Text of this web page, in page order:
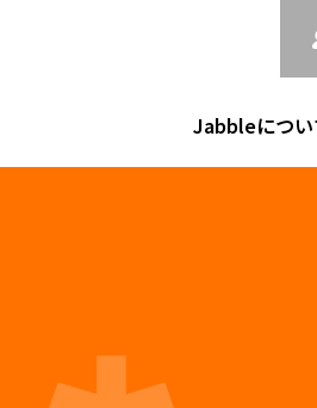
Jabbleについ